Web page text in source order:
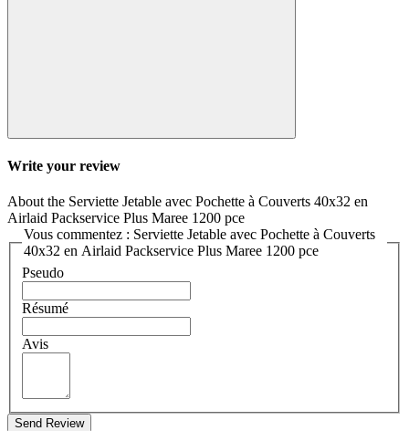
Write your review
About the Serviette Jetable avec Pochette à Couverts 40x32 en
Airlaid Packservice Plus Maree 1200 pce
Vous commentez : Serviette Jetable avec Pochette à Couverts
40x32 en Airlaid Packservice Plus Maree 1200 pce
Pseudo
Résumé
Avis
Send Review